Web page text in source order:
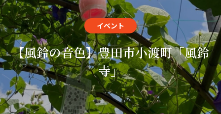
イベント
【風鈴の音色】豊田市小渡町「風鈴
寺」